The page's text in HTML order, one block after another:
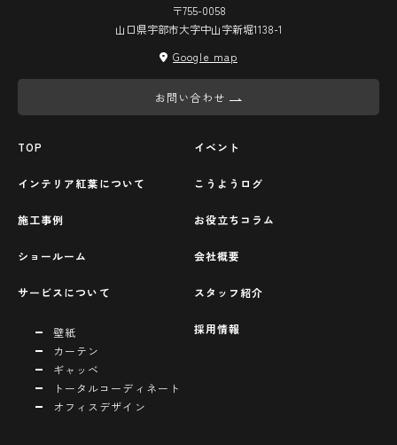
〒755-0058
山口県宇部市大字中山字新堀1138-1
Google map
お問い合わせ
TOP
インテリア紅葉について
施工事例
ショールーム
サービスについて
壁紙
カーテン
ギャッベ
トータルコーディネート
オフィスデザイン
イベント
こうようログ
お役立ちコラム
会社概要
スタッフ紹介
採用情報